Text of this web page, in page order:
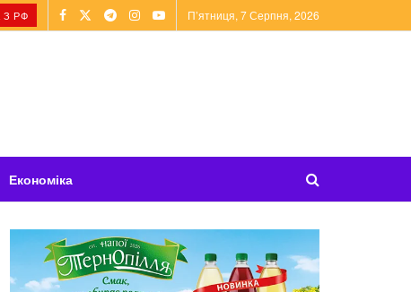
З РФ П’ятниця, 7 Серпня, 2026
Економіка